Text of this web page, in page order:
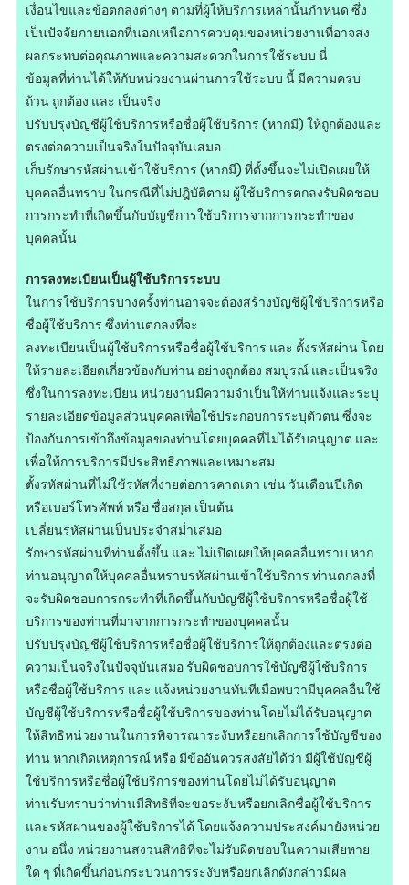
เงื่อนไขและข้อตกลงต่างๆ ตามที่ผู้ให้บริการเหล่านั้นกำหนด ซึ่ง
เป็นปัจจัยภายนอกที่นอกเหนือการควบคุมของหน่วยงานที่อาจส่ง
ผลกระทบต่อคุณภาพและความสะดวกในการใช้ระบบ นี่
ข้อมูลที่ท่านได้ให้กับหน่วยงานผ่านการใช้ระบบ นี้ มีความครบ
ถ้วน ถูกต้อง และ เป็นจริง
ปรับปรุงบัญชีผู้ใช้บริการหรือชื่อผู้ใช้บริการ (หากมี) ให้ถูกต้องและ
ตรงต่อความเป็นจริงในปัจจุบันเสมอ
เก็บรักษารหัสผ่านเข้าใช้บริการ (หากมี) ที่ตั้งขึ้นจะไม่เปิดเผยให้
บุคคลอื่นทราบ ในกรณีที่ไม่ปฎิบัติตาม ผู้ใช้บริการตกลงรับผิดชอบ
การกระทำที่เกิดขึ้นกับบัญชีการใช้บริการจากการกระทำของ
บุคคลนั้น
การลงทะเบียนเป็นผู้ใช้บริการระบบ
ในการใช้บริการบางครั้งท่านอาจจะต้องสร้างบัญชีผู้ใช้บริการหรือ
ชื่อผู้ใช้บริการ ซึ่งท่านตกลงที่จะ
ลงทะเบียนเป็นผู้ใช้บริการหรือชื่อผู้ใช้บริการ และ ตั้งรหัสผ่าน โดย
ให้รายละเอียดเกี่ยวข้องกับท่าน อย่างถูกต้อง สมบูรณ์ และเป็นจริง
ซึ่งในการลงทะเบียน หน่วยงานมีความจำเป็นให้ท่านแจ้งและระบุ
รายละเอียดข้อมูลส่วนบุคคลเพื่อใช้ประกอบการระบุตัวตน ซึ่งจะ
ป้องกันการเข้าถึงข้อมูลของท่านโดยบุคคลที่ไม่ได้รับอนุญาต และ
เพื่อให้การบริการมีประสิทธิภาพและเหมาะสม
ตั้งรหัสผ่านที่ไม่ใช้รหัสที่ง่ายต่อการคาดเดา เช่น วันเดือนปีเกิด
หรือเบอร์โทรศัพท์ หรือ ชื่อสกุล เป็นต้น
เปลี่ยนรหัสผ่านเป็นประจำสม่ำเสมอ
รักษารหัสผ่านที่ท่านตั้งขึ้น และ ไม่เปิดเผยให้บุคคลอื่นทราบ หาก
ท่านอนุญาตให้บุคคลอื่นทราบรหัสผ่านเข้าใช้บริการ ท่านตกลงที่
จะรับผิดชอบการกระทำที่เกิดขึ้นกับบัญชีผู้ใช้บริการหรือชื่อผู้ใช้
บริการของท่านที่มาจากการกระทำของบุคคลนั้น
ปรับปรุงบัญชีผู้ใช้บริการหรือชื่อผู้ใช้บริการให้ถูกต้องและตรงต่อ
ความเป็นจริงในปัจจุบันเสมอ รับผิดชอบการใช้บัญชีผู้ใช้บริการ
หรือชื่อผู้ใช้บริการ และ แจ้งหน่วยงานทันทีเมื่อพบว่ามีบุคคลอื่นใช้
บัญชีผู้ใช้บริการหรือชื่อผู้ใช้บริการของท่านโดยไม่ได้รับอนุญาต
ให้สิทธิหน่วยงานในการพิจารณาระงับหรือยกเลิกการใช้บัญชีของ
ท่าน หากเกิดเหตุการณ์ หรือ มีข้ออันควรสงสัยได้ว่า มีผู้ใช้บัญชีผู้
ใช้บริการหรือชื่อผู้ใช้บริการของท่านโดยไม่ได้รับอนุญาต
ท่านรับทราบว่าท่านมีสิทธิที่จะขอระงับหรือยกเลิกชื่อผู้ใช้บริการ
และรหัสผ่านของผู้ใช้บริการได้ โดยแจ้งความประสงค์มายังหน่วย
งาน อนึ่ง หน่วยงานสงวนสิทธิที่จะไม่รับผิดชอบในความเสียหาย
ใด ๆ ที่เกิดขึ้นก่อนกระบวนการระงับหรือยกเลิกดังกล่าวมีผล